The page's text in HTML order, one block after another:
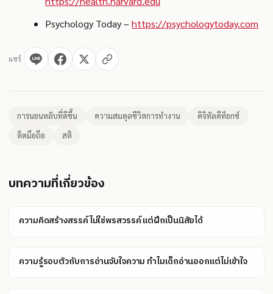
Psychology Today – https://psychologytoday.com
แชร์
การนอนหลับที่ดีขึ้น ความสมดุลชีวิตการทำงาน
ดิจิทัลดีท็อกซ์
ติดมือถือ
สติ
บทความที่เกี่ยวข้อง
ความคิดสร้างสรรค์ไม่ใช่พรสวรรค์ แต่ฝึกเป็นนิสัยได้
ความรู้รอบตัวกับการอ่านจับใจความ ทำไมเด็กอ่านออกแต่ไม่เข้าใจ